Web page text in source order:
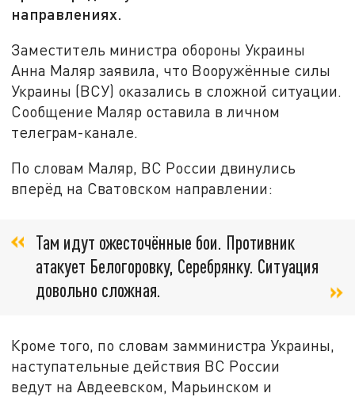
направлениях.
Заместитель министра обороны Украины
Анна Маляр заявила, что Вооружённые силы
Украины (ВСУ) оказались в сложной ситуации.
Сообщение Маляр оставила в личном
телеграм-канале.
По словам Маляр, ВС России двинулись
вперёд на Сватовском направлении:
Там идут ожесточённые бои. Противник
атакует Белогоровку, Серебрянку. Ситуация
довольно сложная.
Кроме того, по словам замминистра Украины,
наступательные действия ВС России
ведут на Авдеевском, Марьинском и